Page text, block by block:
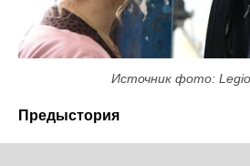
Источник фото:
Предыстория